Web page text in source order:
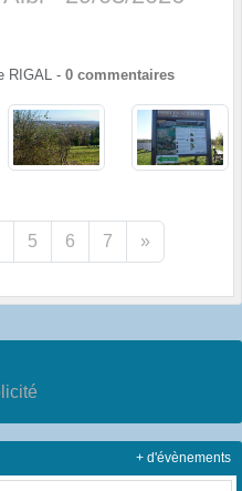
RIGAL - 0 commentaires
5 6 7 »
+ d'évènements